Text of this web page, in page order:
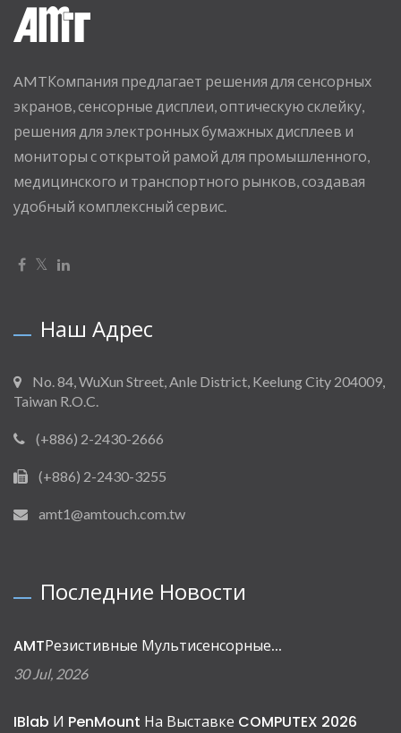
AMTКомпания предлагает решения для сенсорных
экранов, сенсорные дисплеи, оптическую склейку,
решения для электронных бумажных дисплеев и
мониторы с открытой рамой для промышленного,
медицинского и транспортного рынков, создавая
удобный комплексный сервис.
Наш Адрес
No. 84, WuXun Street, Anle District, Keelung City 204009,
Taiwan R.O.C.
(+886) 2-2430-2666
(+886) 2-2430-3255
amt1@amtouch.com.tw
Последние Новости
AMTРезистивные Мультисенсорные...
30 Jul, 2026
IBlab И PenMount На Выставке COMPUTEX 2026